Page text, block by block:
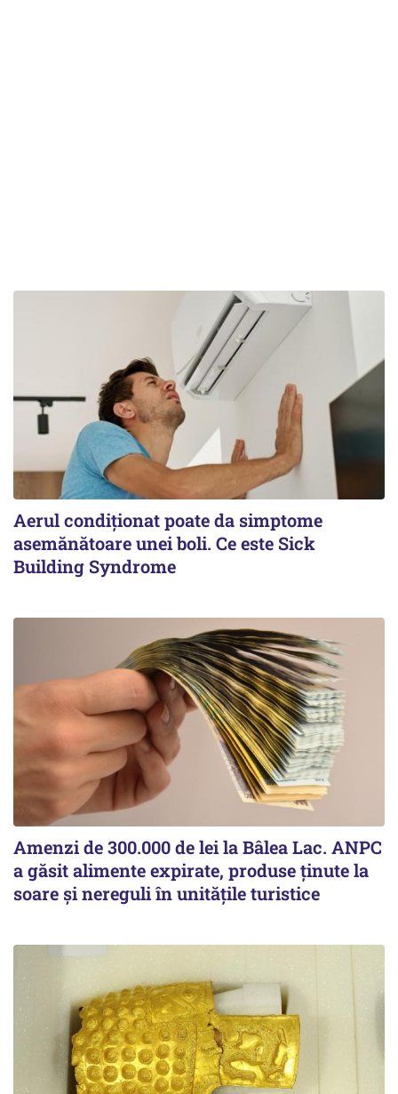
Aerul condiționat poate da simptome
asemănătoare unei boli. Ce este Sick
Building Syndrome
Amenzi de 300.000 de lei la Bâlea Lac. ANPC
a găsit alimente expirate, produse ținute la
soare și nereguli în unitățile turistice